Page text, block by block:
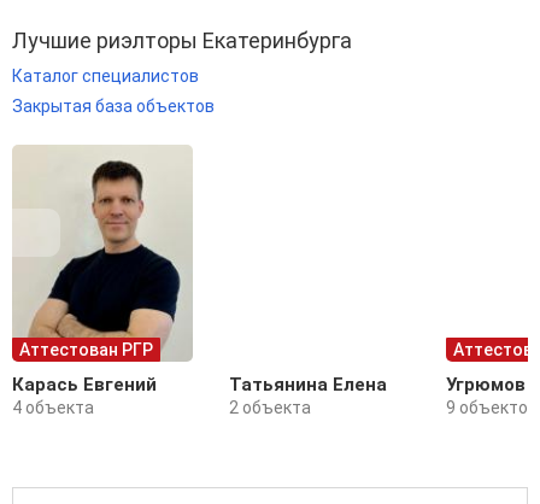
Лучшие риэлторы Екатеринбурга
Каталог специалистов
Закрытая база объектов
Аттестован РГР
Карась Евгений
4 объекта
Татьянина Елена
2 объекта
Угрюмов
9 объектов